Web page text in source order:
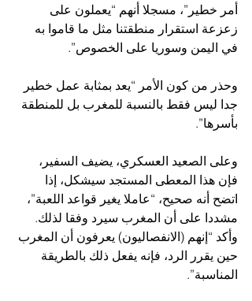
أمر خطير”، مسجلا أنهم “يعملون على
زعزعة استقرار منطقتنا مثل ما قاموا به
في اليمن وسوريا على الخصوص”.
وحذر من كون الأمر “يعد بمثابة عمل خطير
جدا ليس فقط بالنسبة للمغرب بل للمنطقة
بأسرها”.
وعلى الصعيد العسكري، يضيف السفير،
فإن هذا المعطى المستجد سيشكل، إذا
اتضح أنه صحيح، “عاملا يغير قواعد اللعبة”،
مشددا على أن المغرب سيرد وفقا لذلك.
وأكد “إنهم (الانفصاليون) يعرفون أن المغرب
حين يقرر الرد، فإنه يفعل ذلك بالطريقة
المناسبة”.